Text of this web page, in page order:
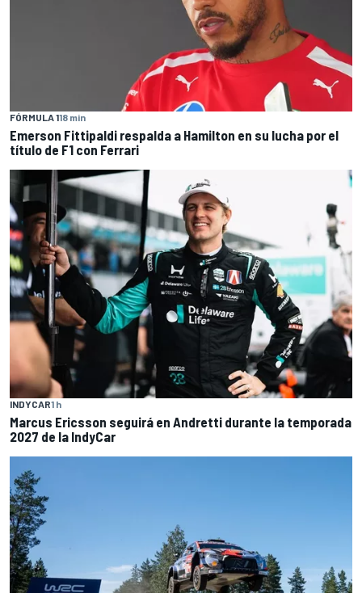
FÓRMULA 118 min
Emerson Fittipaldi respalda a Hamilton en su lucha por el
título de F1 con Ferrari
INDYCAR1 h
Marcus Ericsson seguirá en Andretti durante la temporada
2027 de la IndyCar